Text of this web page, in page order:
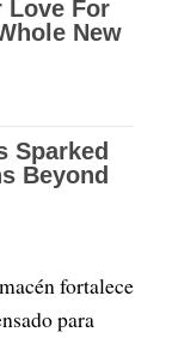
fortalece
para